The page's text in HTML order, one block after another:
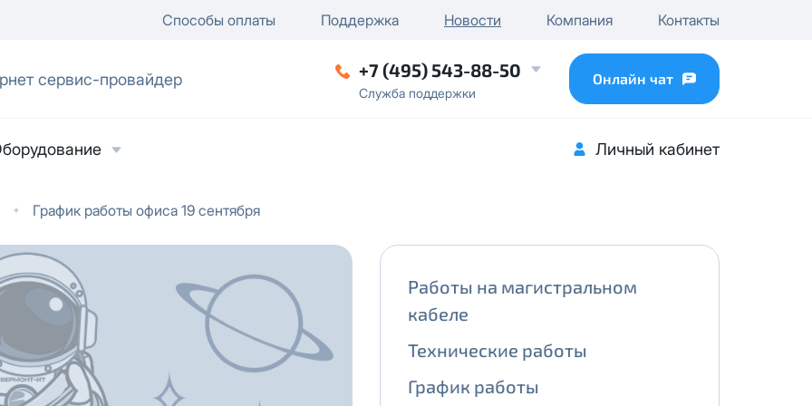
Способы оплаты Поддержка Новости Компания Контакты
сервис-провайдер +7 (495) 543-88-50
Служба поддержки
Онлайн чат
Личный кабинет
График работы офиса 19 сентября
Работы на магистральном
кабеле
Технические работы
График работы
на обработку персональных данныхв
сПолитикой в отношении обработки
данных
лицо
/ отключение публичного IP
...